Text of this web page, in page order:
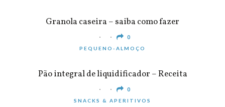
Granola caseira – saiba como fazer
0
PEQUENO-ALMOÇO
Pão integral de liquidificador – Receita
0
SNACKS & APERITIVOS